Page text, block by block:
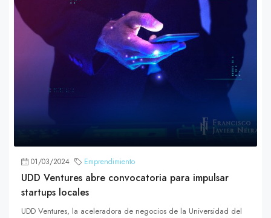
01/03/2024 Emprendimiento
UDD Ventures abre convocatoria para impulsar
startups locales
UDD Ventures, la aceleradora de negocios de la Universidad del